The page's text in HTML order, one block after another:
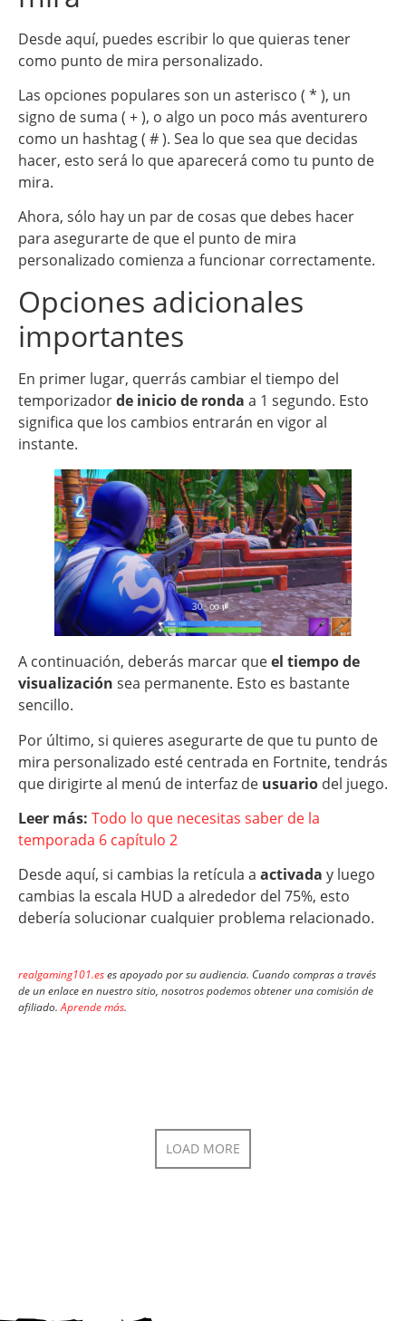
Desde aquí, puedes escribir lo que quieras tener
como punto de mira personalizado.
Las opciones populares son un asterisco ( * ), un
signo de suma ( + ), o algo un poco más aventurero
como un hashtag ( # ). Sea lo que sea que decidas
hacer, esto será lo que aparecerá como tu punto de
mira.
Ahora, sólo hay un par de cosas que debes hacer
para asegurarte de que el punto de mira
personalizado comienza a funcionar correctamente.
Opciones adicionales
importantes
En primer lugar, querrás cambiar el tiempo del
temporizadorde inicio de ronda a 1 segundo. Esto
significa que los cambios entrarán en vigor al
instante.
A continuación, deberás marcar queel tiempo de
visualización sea permanente. Esto es bastante
sencillo.
Por último, si quieres asegurarte de que tu punto de
mira personalizado esté centrada en Fortnite, tendrás
que dirigirte al menú de interfaz de usuario del juego.
Leer más: Todo lo que necesitas saber de la
temporada 6 capítulo 2
Desde aquí, si cambias la retícula a activada y luego
cambias la escala HUD a alrededor del 75%, esto
debería solucionar cualquier problema relacionado.
realgaming101.eses apoyado por su audiencia. Cuando compras a través
de un enlace en nuestro sitio, nosotros podemos obtener una comisión de
afiliado.Aprende más.
LOAD MORE